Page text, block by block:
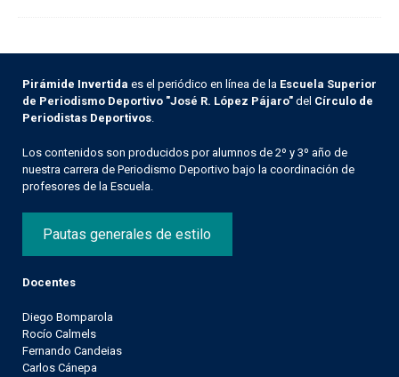
Pirámide Invertida es el periódico en línea de la Escuela Superior
de Periodismo Deportivo "José R. López Pájaro" del Círculo de
Periodistas Deportivos
Los contenidos son producidos por alumnos de 2º y 3º año de
nuestra carrera de Periodismo Deportivo bajo la coordinación de
profesores de la Escuela.
Pautas generales de estilo
Docentes
Diego Bomparola
Rocío Calmels
Fernando Candeias
Carlos Cánepa